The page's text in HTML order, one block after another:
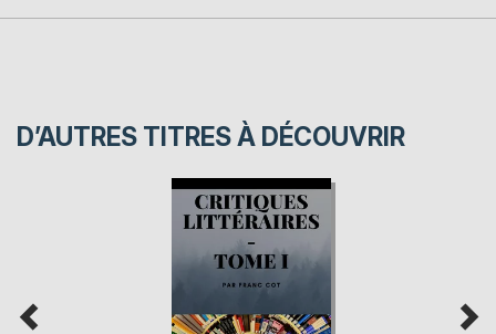
D’AUTRES TITRES À DÉCOUVRIR